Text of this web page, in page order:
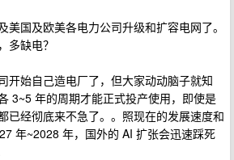
美国及欧美各电力公司升级和扩容电网了。
多缺电？
开始自己造电厂了，但大家动动脑子就知
3~5 年的周期才能正式投产使用，即使是
已经彻底来不急了。。照现在的发展速度和
年~2028 年，国外的 AI 扩张会迅速踩死